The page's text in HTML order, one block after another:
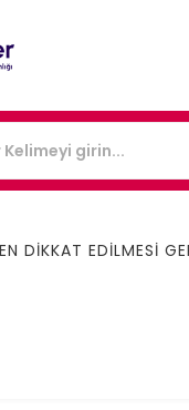
DIKKAT EDILMESI